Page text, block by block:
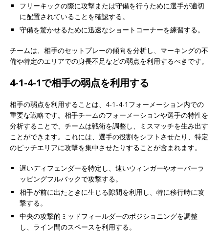
フリーキックの際に攻撃または守備を行うために選手が適切
に配置されていることを確認する。
守備を驚かせるために迅速なショートコーナーを練習する。
チームは、相手のセットプレーの傾向を分析し、マーキングの不
備や特定のエリアでの身長不足などの弱点を利用するべきです。
4-1-4-1で相手の弱点を利用する
相手の弱点を利用することは、4-1-4-1フォーメーション内での
重要な戦略です。相手チームのフォーメーションや選手の特性を
分析することで、チームは戦術を調整し、ミスマッチを生み出す
ことができます。これには、選手の役割をシフトさせたり、特定
のピッチエリアに攻撃を集中させたりすることが含まれます。
遅いディフェンダーを特定し、速いウィンガーやオーバーラ
ッピングフルバックで攻撃する。
相手が前に出たときに生じる隙間を利用し、特に移行時に攻
撃する。
中央の攻撃的ミッドフィールダーのポジショニングを調整
し、ライン間のスペースを利用する。